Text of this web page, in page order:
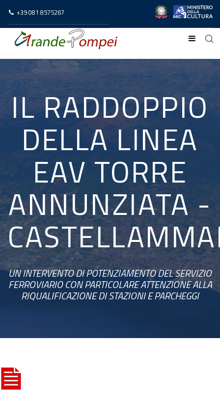
+39 081 8575267
IL RADDOPPIO
DELLA LINEA
EAV TORRE
ANNUNZIATA -
UN INTERVENTO DI POTENZIAMENTO DEL SERVIZIO
FERROVIARIO CON PARTICOLARE ATTENZIONE ALLA
RIQUALIFICAZIONE DI STAZIONI E PARCHEGGI